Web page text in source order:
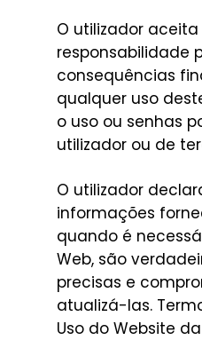
O utilizador aceita
responsabilidade
consequências
qualquer uso
o uso ou senhas
utilizador ou de
O utilizador
informações
quando é
Web, são
precisas e
atualizá-las.
Uso do Website